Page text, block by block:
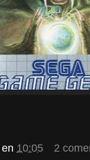
en 10:05
2